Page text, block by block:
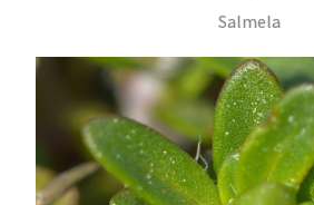
Salmela